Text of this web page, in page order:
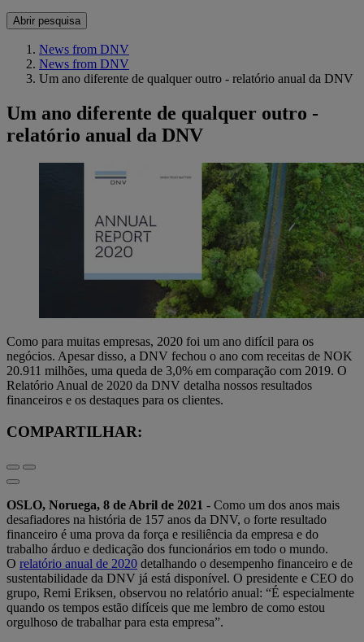
Abrir pesquisa
News from DNV
News from DNV
Um ano diferente de qualquer outro - relatório anual da DNV
Um ano diferente de qualquer outro -
relatório anual da DNV
Como para muitas empresas, 2020 foi um ano difícil para os
negócios. Apesar disso, a DNV fechou o ano com receitas de NOK
20.911 milhões, uma queda de 3,0% em comparação com 2019. O
Relatório Anual de 2020 da DNV detalha nossos resultados
financeiros e os destaques para os clientes.
COMPARTILHAR:
OSLO, Noruega, 8 de Abril de 2021 - Como um dos anos mais
desafiadores na história de 157 anos da DNV, o forte resultado
financeiro é uma prova da força e resiliência da empresa e do
trabalho árduo e dedicação dos funcionários em todo o mundo.
O relatório anual de 2020 detalhando o desempenho financeiro e de
sustentabilidade da DNV já está disponível. O presidente e CEO do
grupo, Remi Eriksen, observou no relatório anual: “É especialmente
quando os tempos estão difíceis que me lembro de como estou
orgulhoso de trabalhar para esta empresa”.